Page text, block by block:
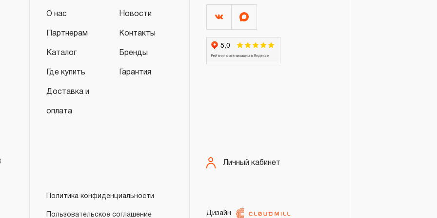
а для торговой марки OMBRA® - ПЯТНАДЦАТЬ месяцев со дня начала
3.4.7 На специальный инструмент, включающий съемники
универсальные, съемники для шарнирных соединений, стяжки,
зажимные приспособления, оборудование для замены консистентных
смазок и т.п. а также на специализированный инструмент для
обслуживания отдельных марок транспортных средств, определяется
3.5 Производитель обеспечивает ремонт или замену по гарантийным
3.5.2 Брак, допущенный при изготовлении изделия или вследствие
нарушения технологического процесса (раковины в литье,
О нас Новости
Партнерам Контакты
Каталог Бренды
Где купить Гарантия
Доставка и
оплата
Политика конфиденциальности
Пользовательское соглашение
Личный кабинет
Дизайн